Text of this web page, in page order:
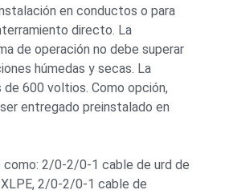
en conductos o para
directo. La
de operación no debe superar
húmedas y secas. La
de 600 voltios. Como opción,
entregado preinstalado en
como: 2/0-2/0-1 cable de urd de
2/0-2/0-1 cable de